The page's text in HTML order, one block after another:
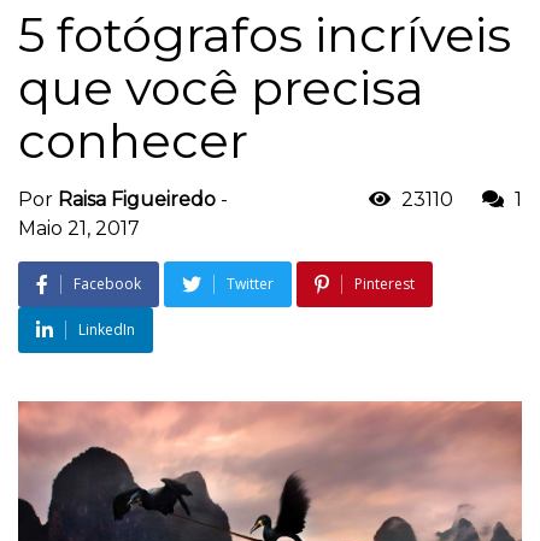
5 fotógrafos incríveis
que você precisa
conhecer
Por Raisa Figueiredo -
Maio 21, 2017
23110 1
Facebook Twitter Pinterest
LinkedIn